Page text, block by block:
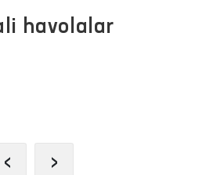
havolalar
‹ ›